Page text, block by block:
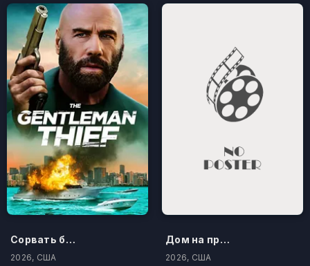
Сорвать банк 3: Вор-джентльмен
2026, США
Дом на проклятом холме
2026, США